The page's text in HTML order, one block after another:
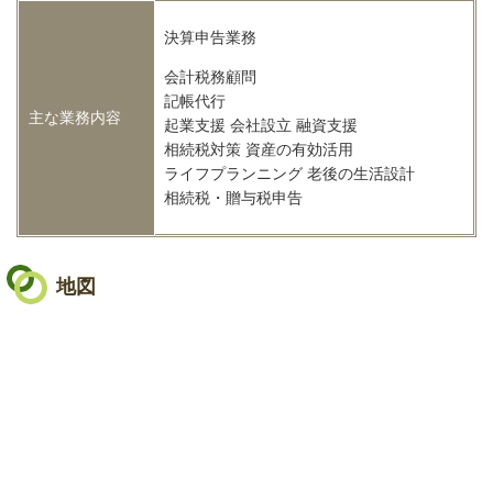
主な業務内容
決算申告業務
会計税務顧問
記帳代行
起業支援 会社設立 融資支援
相続税対策 資産の有効活用
ライフプランニング 老後の生活設計
相続税・贈与税申告
地図